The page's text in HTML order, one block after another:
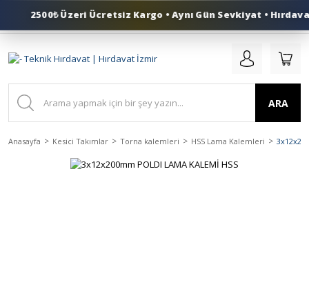
0 (553) 324 41 50
ARA
Anasayfa Kesici Takımlar Torna kalemleri HSS Lama Kalemleri
2500₺ Üzeri Ücretsiz Kargo • Aynı Gün Sevkiyat •